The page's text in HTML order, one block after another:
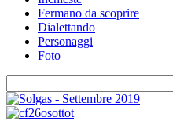
Fermano da scoprire
Dialettando
Personaggi
Foto